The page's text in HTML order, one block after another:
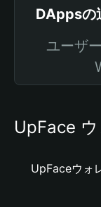
DAppsの
ユーザ
UpFace
UpFaceウォ